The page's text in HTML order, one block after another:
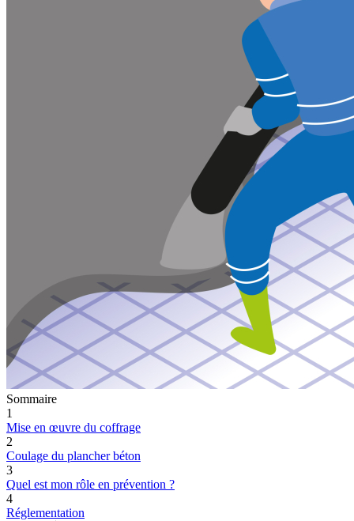
Sommaire
1
Mise en œuvre du coffrage
2
Coulage du plancher béton
3
Quel est mon rôle en prévention ?
4
Réglementation